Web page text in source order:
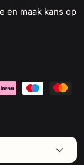
en maak kans op